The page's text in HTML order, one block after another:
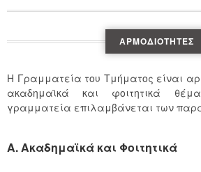
ΑΡΜΟΔΙΌΤΗΤΕΣ
Η Γραμματεία του Τμήματος είναι
ακαδημαϊκά και φοιτητικά
γραμματεία επιλαμβάνεται των
Α. Ακαδημαϊκά και Φοιτητικά